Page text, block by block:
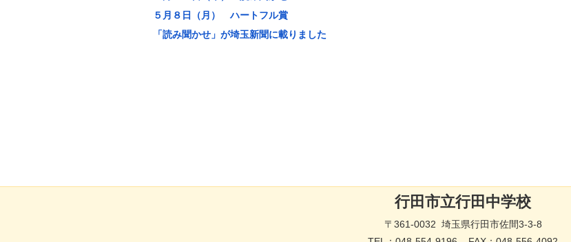
５月８日（月） ハートフル賞
「読み聞かせ」が埼玉新聞に載りました
行田市立行田中学校
〒361-0032 埼玉県行田市佐間3-3-8